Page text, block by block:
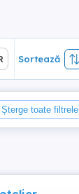
Sortează
Șterge toate filtrele